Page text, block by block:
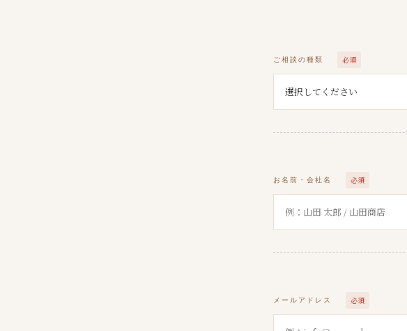
ご相談の種類 必須
お名前・会社名 必須
メールアドレス 必須